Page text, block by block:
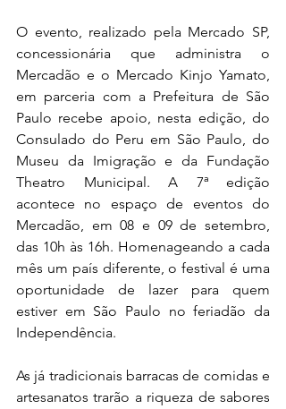
O evento, realizado pela Mercado SP,
concessionária que administra o
Mercadão e o Mercado Kinjo Yamato,
em parceria com a Prefeitura de São
Paulo recebe apoio, nesta edição, do
Consulado do Peru em São Paulo, do
Museu da Imigração e da Fundação
Theatro Municipal. A 7ª edição
acontece no espaço de eventos do
Mercadão, em 08 e 09 de setembro,
das 10h às 16h. Homenageando a cada
mês um país diferente, o festival é uma
oportunidade de lazer para quem
estiver em São Paulo no feriadão da
Independência.
As já tradicionais barracas de comidas e
artesanatos trarão a riqueza de sabores